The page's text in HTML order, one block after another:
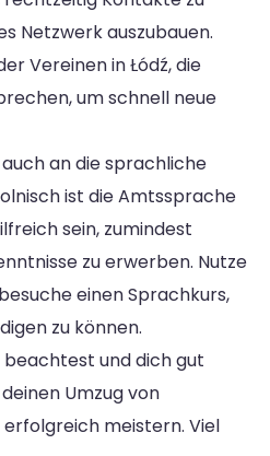
Netzwerk auszubauen.
Vereinen in Łódź, die
um schnell neue
an die sprachliche
ist die Amtssprache
sein, zumindest
zu erwerben. Nutze
einen Sprachkurs,
zu können.
und dich gut
Umzug von
meistern. Viel